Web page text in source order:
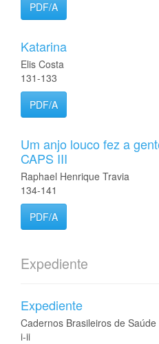
PDF/A
Katarina
Elis Costa
131-133
PDF/A
Um anjo louco fez a
CAPS III
Raphael Henrique Travia
134-141
PDF/A
Expediente
Expediente
Cadernos Brasileiros de
i-ii